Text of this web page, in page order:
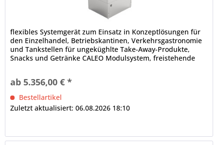
flexibles Systemgerät zum Einsatz in Konzeptlösungen für
den Einzelhandel, Betriebskantinen, Verkehrsgastronomie
und Tankstellen für ungeküghlte Take-Away-Produkte,
Snacks und Getränke CALEO Modulsystem, freistehende
x je Etage) dicht verschweißte Innenwanne elektronische...
ab 5.356,00 € *
Bestellartikel
Zuletzt aktualisiert: 06.08.2026 18:10